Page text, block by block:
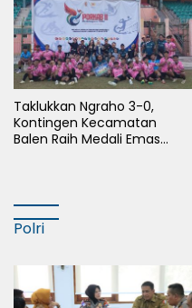
Taklukkan Ngraho 3-0,
Kontingen Kecamatan
Balen Raih Medali Emas
Polri